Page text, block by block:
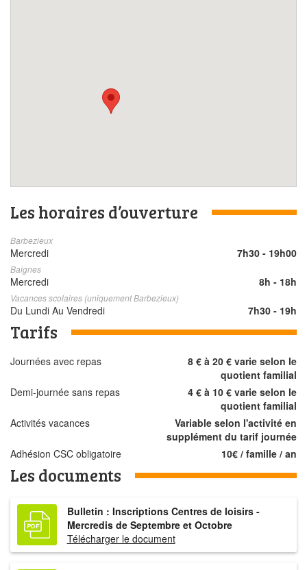
Les horaires d’ouverture
Barbezieux
Mercredi 7h30 - 19h00
Baignes
Mercredi 8h - 18h
Vacances scolaires (uniquement Barbezieux)
Du Lundi Au Vendredi 7h30 - 19h
Tarifs
Journées avec repas
8 € à 20 € varie selon le
quotient familial
Demi-journée sans repas
4 € à 10 € varie selon le
quotient familial
Activités vacances
Variable selon l'activité en
supplément du tarif journée
Adhésion CSC obligatoire
10€ / famille / an
Les documents
Bulletin : Inscriptions Centres de loisirs -
Mercredis de Septembre et Octobre
Télécharger le document